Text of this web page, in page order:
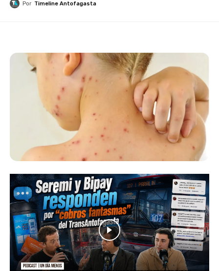
Por Timeline Antofagasta